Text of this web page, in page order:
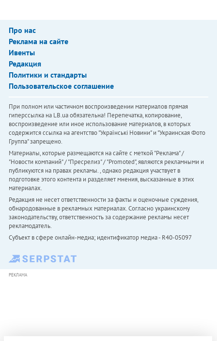
Про нас
Реклама на сайте
Ивенты
Редакция
Политики и стандарты
Пользовательское соглашение
При полном или частичном воспроизведении материалов прямая
гиперссылка на LB.ua обязательна! Перепечатка, копирование,
воспроизведение или иное использование материалов, в которых
содержится ссылка на агентство "Українськi Новини" и "Украинская Фото
Группа" запрещено.
Материалы, которые размещаются на сайте с меткой "Реклама" /
"Новости компаний" / "Пресрелиз" / "Promoted", являются рекламными и
публикуются на правах рекламы. , однако редакция участвует в
подготовке этого контента и разделяет мнения, высказанные в этих
материалах.
Редакция не несет ответственности за факты и оценочные суждения,
обнародованные в рекламных материалах. Согласно украинскому
законодательству, ответственность за содержание рекламы несет
рекламодатель.
Субъект в сфере онлайн-медиа; идентификатор медиа - R40-05097
РЕКЛАМА